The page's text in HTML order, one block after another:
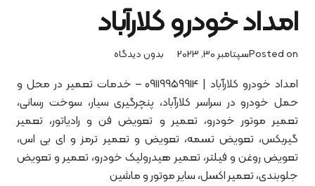
امداد خودرو کلارآباد
Posted onسپتامبر 30, 2023 بدون دیدگاه
امداد خودرو کلارآباد | 09119959914 – خدمات تعمیر در محل و
حمل خودرو در سراسر کلارآباد، پنچرگیری سیار، سوخت رسانی،
تعمیر موتور خودرو، تعمیر و تعویض فن و رادیاتور، تعمیر
گیربکس، تعویض تسمه، تعویض و تعمیر ترمز و ای بی اس،
تعویض روغن و فیلتر، تعمیر هیدرولیک خودرو، تعمیر و تعویض
جلوبندی، تعمیر اکسل، سایر موتور و ماشین